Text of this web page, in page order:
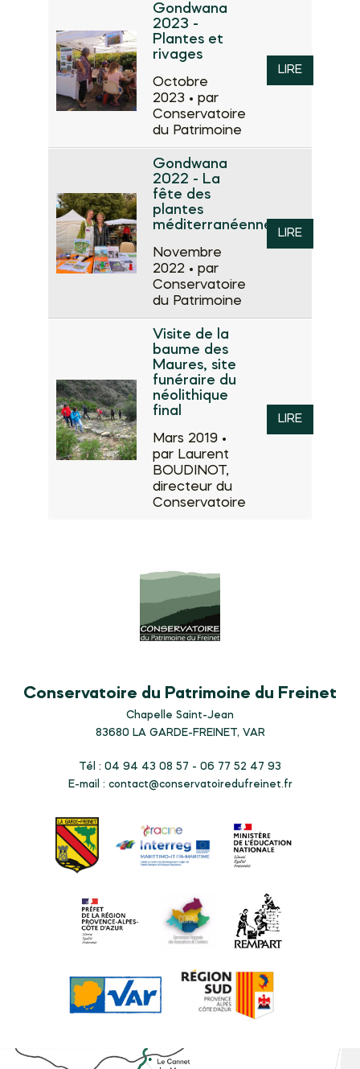
Gondwana
2023 -
Plantes et
rivages
Octobre
2023 • par
Conservatoire
du Patrimoine
LIRE
Gondwana
2022 - La
fête des
plantes
méditerranéennes
Novembre
2022 • par
Conservatoire
du Patrimoine
LIRE
Visite de la
baume des
Maures, site
funéraire du
néolithique
final
Mars 2019 •
par Laurent
BOUDINOT,
directeur du
Conservatoire
LIRE
Conservatoire du Patrimoine du Freinet
Chapelle Saint-Jean
83680 LA GARDE-FREINET, VAR
Tél : 04 94 43 08 57 - 06 77 52 47 93
E-mail : contact@conservatoiredufreinet.fr